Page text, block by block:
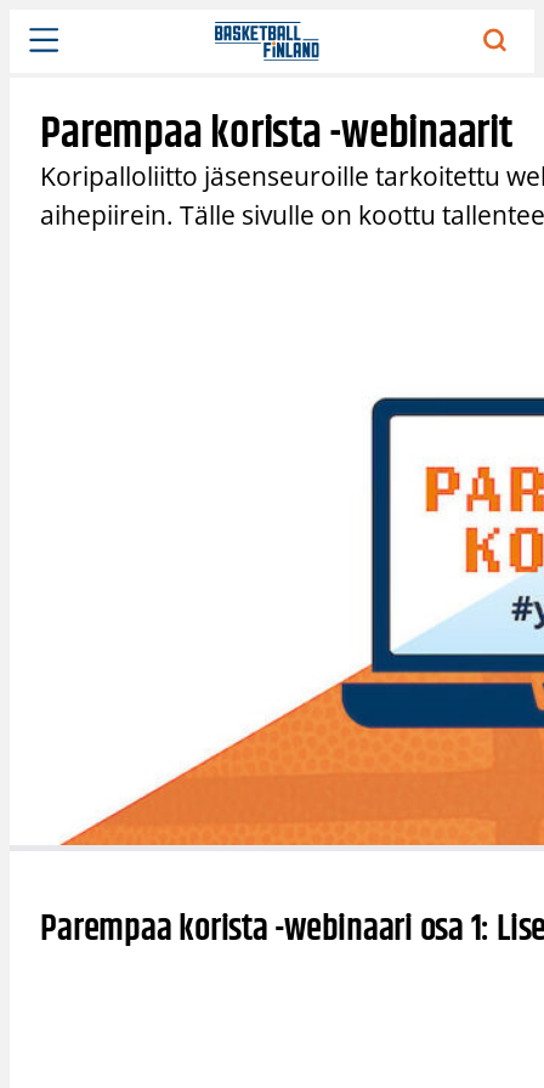
Siirry
sisältöön
Parempaa korista -webinaarit
Koripalloliitto jäsenseuroille tarkoitettu
aihepiirein. Tälle sivulle on koottu
Parempaa korista -webinaari osa 1: